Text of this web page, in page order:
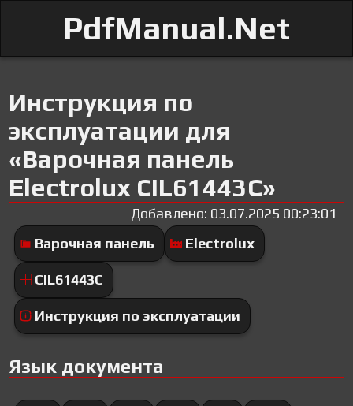
PdfManual.Net
Инструкция по
эксплуатации для
«Варочная панель
Electrolux CIL61443C»
Добавлено: 03.07.2025 00:23:01
Варочная панель
Electrolux
CIL61443C
Инструкция по эксплуатации
Язык документа